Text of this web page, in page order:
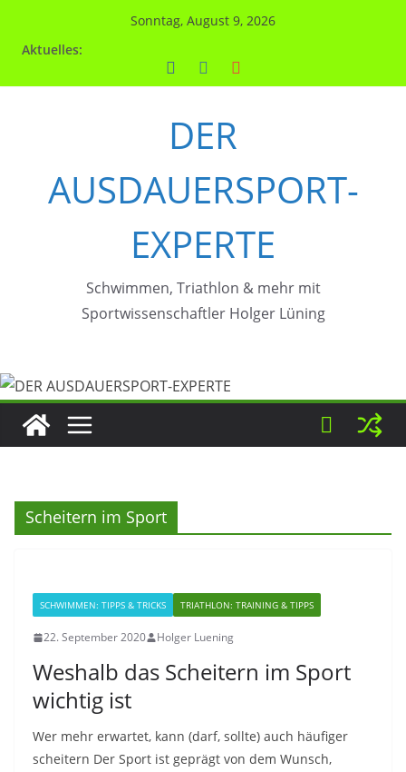
Sonntag, August 9, 2026
Aktuelles:
DER
AUSDAUERSPORT-
EXPERTE
Schwimmen, Triathlon & mehr mit
Sportwissenschaftler Holger Lüning
Scheitern im Sport
SCHWIMMEN: TIPPS & TRICKS TRIATHLON: TRAINING & TIPPS
22. September 2020 Holger Luening
Weshalb das Scheitern im Sport
wichtig ist
Wer mehr erwartet, kann (darf, sollte) auch häufiger
scheitern Der Sport ist geprägt von dem Wunsch,